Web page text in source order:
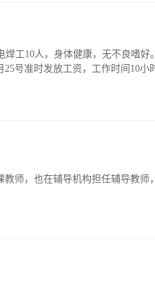
工10人，身体健康，无不良嗜好
号准时发放工资，工作时间10小
师，也在辅导机构担任辅导教师